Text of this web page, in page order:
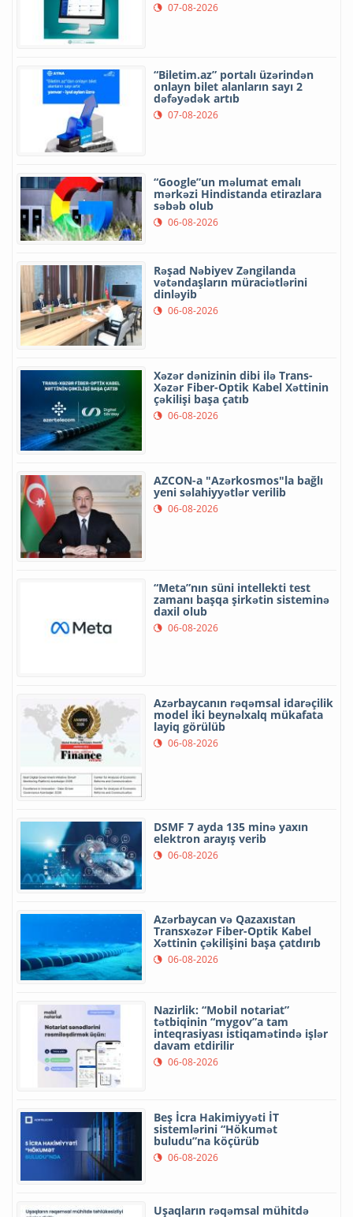
07-08-2026
“Biletim.az” portalı üzərindən
onlayn bilet alanların sayı 2
dəfəyədək artıb
07-08-2026
“Google”un məlumat emalı
mərkəzi Hindistanda etirazlara
səbəb olub
06-08-2026
Rəşad Nəbiyev Zəngilanda
vətəndaşların müraciətlərini
dinləyib
06-08-2026
Xəzər dənizinin dibi ilə Trans-
Xəzər Fiber-Optik Kabel Xəttinin
çəkilişi başa çatıb
06-08-2026
AZCON-a "Azərkosmos"la bağlı
yeni səlahiyyətlər verilib
06-08-2026
“Meta”nın süni intellekti test
zamanı başqa şirkətin sisteminə
daxil olub
06-08-2026
Azərbaycanın rəqəmsal idarəçilik
model iki beynəlxalq mükafata
layiq görülüb
06-08-2026
DSMF 7 ayda 135 minə yaxın
elektron arayış verib
06-08-2026
Azərbaycan və Qazaxıstan
Transxəzər Fiber-Optik Kabel
Xəttinin çəkilişini başa çatdırıb
06-08-2026
Nazirlik: “Mobil notariat”
tətbiqinin “mygov”a tam
inteqrasiyası istiqamətində işlər
davam etdirilir
06-08-2026
Beş İcra Hakimiyyəti İT
sistemlərini “Hökumət
buludu”na köçürüb
06-08-2026
Uşaqların rəqəmsal mühitdə